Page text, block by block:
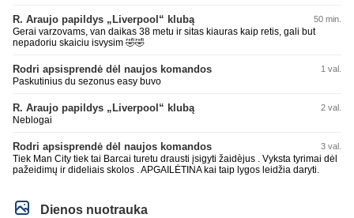
R. Araujo papildys „Liverpool“ klubą 50 min.
Gerai varzovams, van daikas 38 metu ir sitas kiauras kaip retis, gali but
nepadoriu skaiciu isvysim 🤣🤣
Rodri apsisprendė dėl naujos komandos 1 val.
Paskutinius du sezonus easy buvo
R. Araujo papildys „Liverpool“ klubą 2 val.
Neblogai
Rodri apsisprendė dėl naujos komandos 3 val.
Tiek Man City tiek tai Barcai turetu drausti įsigyti žaidèjus . Vyksta tyrimai dėl
pažeidimų ir dideliais skolos . APGAILĖTINA kai taip lygos leidžia daryti.
Dienos nuotrauka